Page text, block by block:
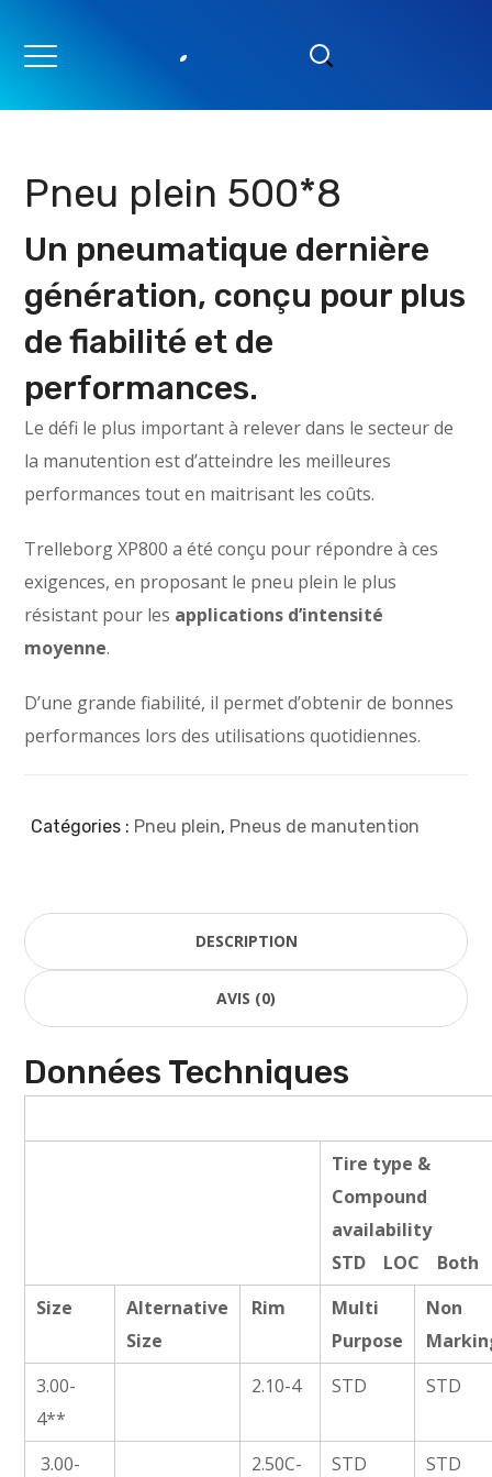
Pneu plein 500*8
Un pneumatique dernière
génération, conçu pour plus
de fiabilité et de
performances.
Le défi le plus important à relever dans le secteur de
la manutention est d’atteindre les meilleures
performances tout en maitrisant les coûts.
Trelleborg XP800 a été conçu pour répondre à ces
exigences, en proposant le pneu plein le plus
résistant pour les applications d’intensité
moyenne.
D’une grande fiabilité, il permet d’obtenir de bonnes
performances lors des utilisations quotidiennes.
Catégories : Pneu plein, Pneus de manutention
DESCRIPTION
AVIS (0)
Données Techniques
Tire type &
Compound
availability
STD LOC Both
Size
Alternative
Size
Rim
Multi
Purpose
Non
3.00-
4**
2.10-4 STD STD
3.00-
2.50C-
STD STD